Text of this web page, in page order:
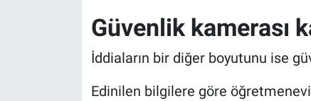
Güvenlik kamerası
İddiaların bir diğer boyutunu ise
Edinilen bilgilere göre